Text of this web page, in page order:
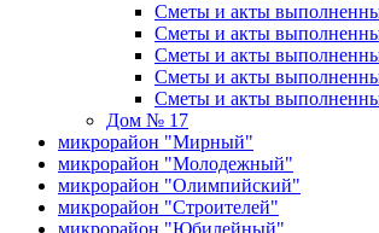
Сметы и акты
Сметы и акты
Сметы и акты
Сметы и акты
Сметы и акты
Дом № 17
микрорайон "Мирный"
микрорайон "Молодежный"
микрорайон "Олимпийский"
микрорайон "Строителей"
микрорайон "Юбилейный"